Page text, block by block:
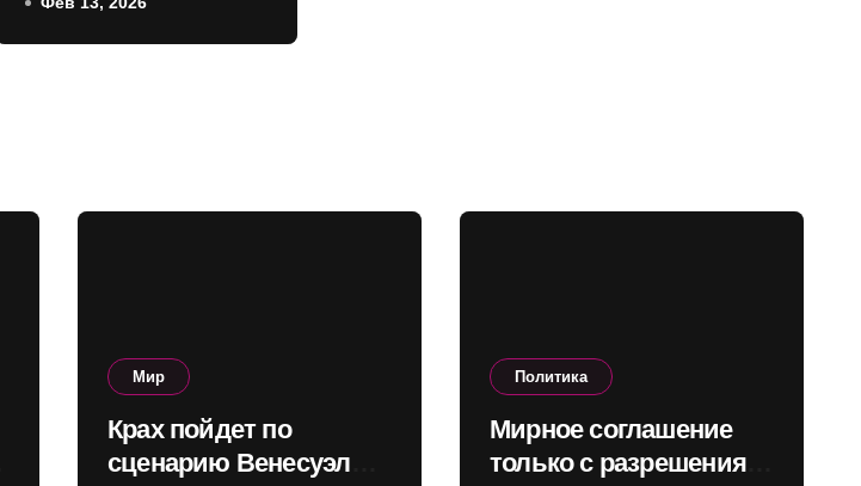
отреагировал на
Мединского в
Мир
Крах пойдет по
сценарию Венесуэлы:
Политика
Мирное соглашение
только с разрешения